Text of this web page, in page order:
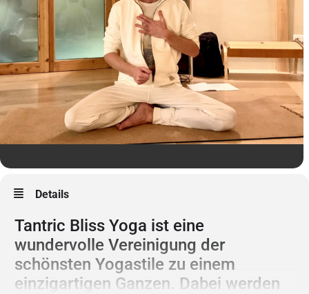
Details
Tantric Bliss Yoga ist eine
wundervolle Vereinigung der
schönsten Yogastile zu einem
einzigartigen Ganzen. Dabei werden